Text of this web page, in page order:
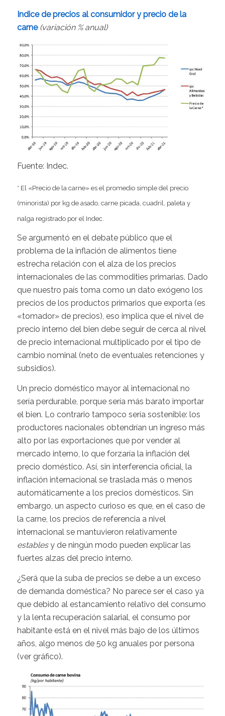
Indice de precios al consumidor y precio de la
carne (variación % anual)
Fuente: Indec.
* El «Precio de la carne» es el promedio simple del precio
(minorista) por kg de asado, carne picada, cuadril, paleta y
nalga registrado por el Indec.
Se argumentó en el debate público que el
problema de la inflación de alimentos tiene
estrecha relación con el alza de los precios
internacionales de las commodities primarias. Dado
que nuestro país toma como un dato exógeno los
precios de los productos primarios que exporta (es
«tomador» de precios), eso implica que el nivel de
precio interno del bien debe seguir de cerca al nivel
de precio internacional multiplicado por el tipo de
cambio nominal (neto de eventuales retenciones y
subsidios).
Un precio doméstico mayor al internacional no
sería perdurable, porque sería más barato importar
el bien. Lo contrario tampoco sería sostenible: los
productores nacionales obtendrían un ingreso más
alto por las exportaciones que por vender al
mercado interno, lo que forzaría la inflación del
precio doméstico. Así, sin interferencia oficial, la
inflación internacional se traslada más o menos
automáticamente a los precios domésticos. Sin
embargo, un aspecto curioso es que, en el caso de
la carne, los precios de referencia a nivel
internacional se mantuvieron relativamente
establesy de ningún modo pueden explicar las
fuertes alzas del precio interno.
¿Será que la suba de precios se debe a un exceso
de demanda doméstica? No parece ser el caso ya
que debido al estancamiento relativo del consumo
y la lenta recuperación salarial, el consumo por
habitante está en el nivel más bajo de los últimos
años, algo menos de 50 kg anuales por persona
(ver gráfico).